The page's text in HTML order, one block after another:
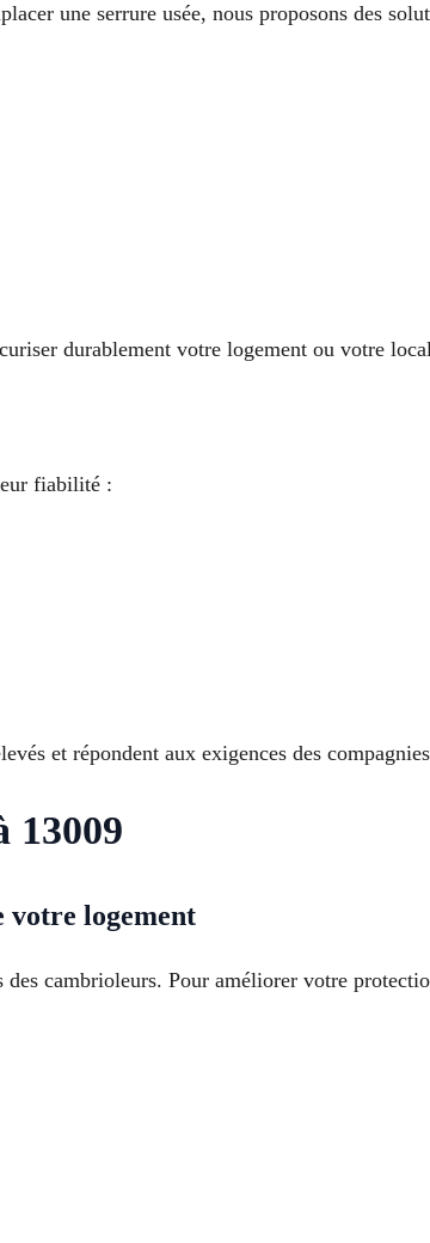
une serrure usée, nous proposons des
durablement votre logement ou votre
fiabilité :
et répondent aux exigences des compagnies
13009
votre logement
cambrioleurs. Pour améliorer votre